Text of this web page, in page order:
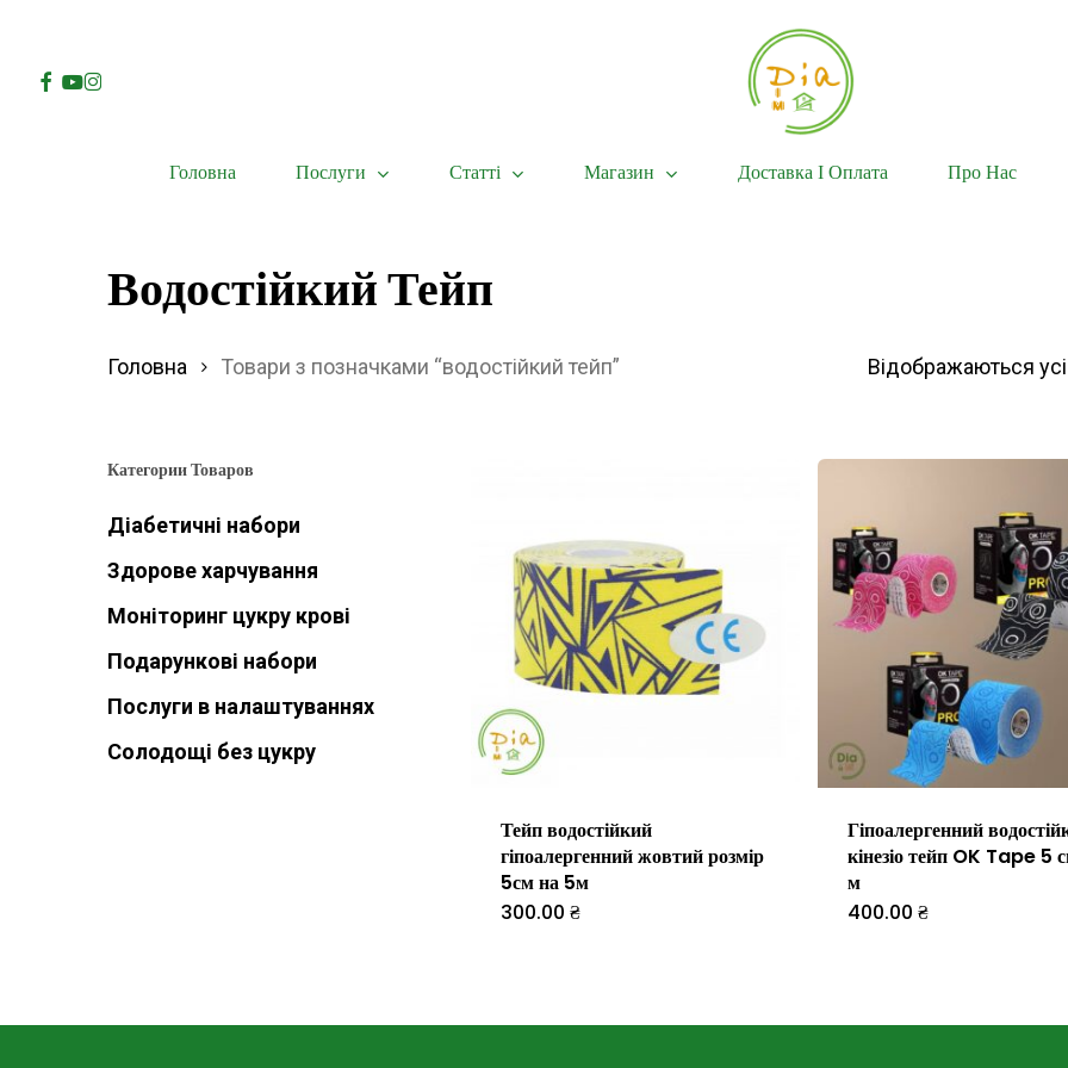
mainFacebook
Youtube
Instagram
Головна Послуги Статті Магазин Доставка І Оплата Про Нас
Водостійкий Тейп
Відображаються усі
Головна Товари з позначками “водостійкий тейп”
Категории Товаров
Діабетичні набори
Здорове харчування
Моніторинг цукру крові
Подарункові набори
Послуги в налаштуваннях
Солодощі без цукру
Тейп водостійкий
гіпоалергенний жовтий розмір
5см на 5м
300.00₴
Гіпоалергенний
кінезіо тейп OK Tape 5
м
400.00 ₴
кілька